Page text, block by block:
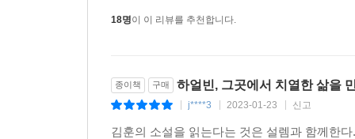
18명이 이 리뷰를 추천합니다.
종이책 구매 하얼빈, 그곳에서 치열한 삶을
j****3 2023-01-23 신고
김훈의 소설을 읽는다는 것은 설렘과 함께한